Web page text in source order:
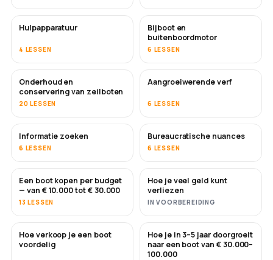
Hulpapparatuur
4 LESSEN
Bijboot en
buitenboordmotor
6 LESSEN
Onderhoud en
conservering van zeilboten
20 LESSEN
BINNENKORT
Aangroeiwerende verf
6 LESSEN
Informatie zoeken
6 LESSEN
Bureaucratische nuances
6 LESSEN
BINNENKORT
Een boot kopen per budget
— van € 10.000 tot € 30.000
13 LESSEN
BINNENKORT
Hoe je veel geld kunt
verliezen
IN VOORBEREIDING
NIEUW
Hoe verkoop je een boot
voordelig
NIEUW
Hoe je in 3–5 jaar doorgroeit
naar een boot van € 30.000–
100.000